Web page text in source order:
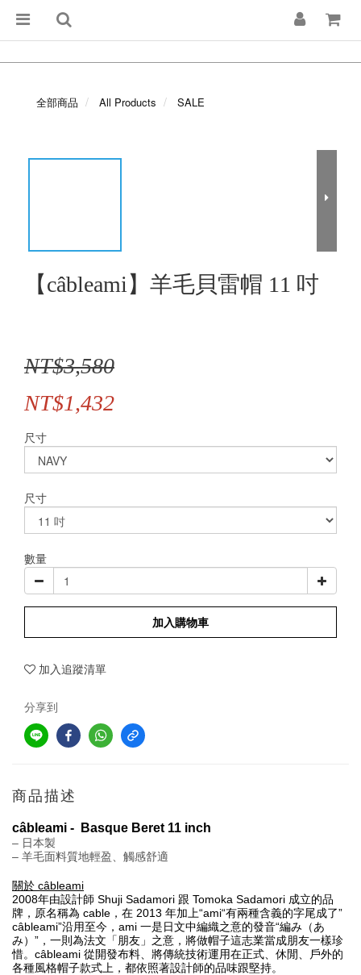
全部商品 All Products SALE
【câbleami】羊毛貝雷帽 11 吋
NT$3,580
NT$1,432
尺寸
尺寸
數量
加入購物車
加入追蹤清單
分享到
商品描述
câbleami -  Basque Beret 11 inch
– 日本製
– 羊毛面料質地輕盈、觸感舒適
關於 câbleami
2008年由設計師 Shuji Sadamori 跟 Tomoka Sadamori 成立的品
牌，原名稱為 cable，在 2013 年加上“ami“有兩種含義的字尾成了”
câbleami”沿用至今，ami 一是日文中編織之意的發音“編み（あ
み）”，一則為法文「朋友」之意，將做帽子這志業當成朋友一樣珍
惜。câbleami 從開發布料、將傳統技術運用在正式、休閒、戶外的
各種風格帽子款式上，都依照著設計師的品味跟堅持。